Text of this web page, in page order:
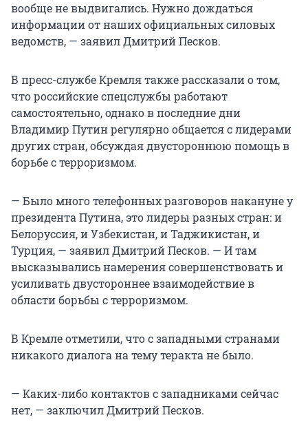
вообще не выдвигались. Нужно дождаться
информации от наших официальных силовых
ведомств, — заявил Дмитрий Песков.
В пресс-службе Кремля также рассказали о том,
что российские спецслужбы работают
самостоятельно, однако в последние дни
Владимир Путин регулярно общается с лидерами
других стран, обсуждая двустороннюю помощь в
борьбе с терроризмом.
— Было много телефонных разговоров накануне у
президента Путина, это лидеры разных стран: и
Белоруссия, и Узбекистан, и Таджикистан, и
Турция, — заявил Дмитрий Песков. — И там
высказывались намерения совершенствовать и
усиливать двустороннее взаимодействие в
области борьбы с терроризмом.
В Кремле отметили, что с западными странами
никакого диалога на тему теракта не было.
— Каких-либо контактов с западниками сейчас
нет, — заключил Дмитрий Песков.